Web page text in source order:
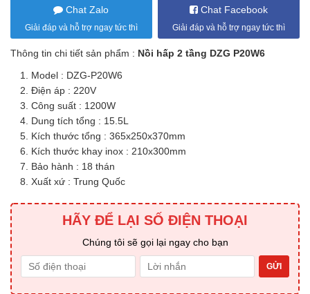
1.600.000 ₫.
1.290.000 ₫.
Chat Zalo
Giải đáp và hỗ trợ ngay tức thì
Chat Facebook
Giải đáp và hỗ trợ ngay tức thì
Thông tin chi tiết sản phẩm : Nồi hấp 2 tầng DZG P20W6
Model : DZG-P20W6
Điện áp : 220V
Công suất : 1200W
Dung tích tổng : 15.5L
Kích thước tổng : 365x250x370mm
Kích thước khay inox : 210x300mm
Bảo hành : 18 thán
Xuất xứ : Trung Quốc
HÃY ĐỂ LẠI SỐ ĐIỆN THOẠI
Chúng tôi sẽ gọi lại ngay cho bạn